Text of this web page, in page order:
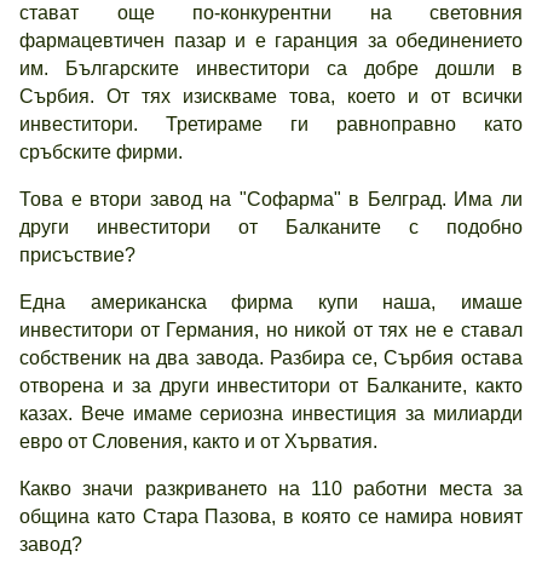
стават още по-конкурентни на световния
фармацевтичен пазар и е гаранция за обединението
им. Българските инвеститори са добре дошли в
Сърбия. От тях изискваме това, което и от всички
инвеститори. Третираме ги равноправно като
сръбските фирми.
Това е втори завод на "Софарма" в Белград. Има ли
други инвеститори от Балканите с подобно
присъствие?
Една американска фирма купи наша, имаше
инвеститори от Германия, но никой от тях не е ставал
собственик на два завода. Разбира се, Сърбия остава
отворена и за други инвеститори от Балканите, както
казах. Вече имаме сериозна инвестиция за милиарди
евро от Словения, както и от Хърватия.
Какво значи разкриването на 110 работни места за
община като Стара Пазова, в която се намира новият
завод?